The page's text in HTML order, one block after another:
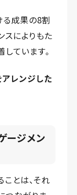
る成果の8割
スによりもた
ています。
レンジした
ージメン
とは、それ